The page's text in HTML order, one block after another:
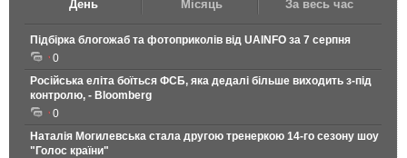
День Місяць За весь час
Підбірка блогожаб та фотоприколів від UAINFO за 7 серпня
0
Російська еліта боїться ФСБ, яка дедалі більше виходить з-під
контролю, - Bloomberg
0
Наталія Могилевська стала другою тренеркою 14-го сезону шоу
"Голос країни"